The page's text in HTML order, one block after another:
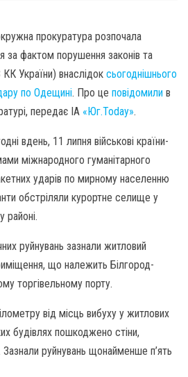
прокуратура розпочала
за фактом порушення законів та
КК України) внаслідок сьогоднішнього
по Одещині. Про це повідомили в
передає ІА «Юг.Today».
вдень, 11 липня військові країни-
міжнародного гуманітарного
ударів по мирному населенню
обстріляли курортне селище у
районі.
руйнувань зазнали житловий
що належить Білгород-
торгівельному порту.
від місць вибуху у житлових
будівлях пошкоджено стіни,
Зазнали руйнувань щонайменше п’ять